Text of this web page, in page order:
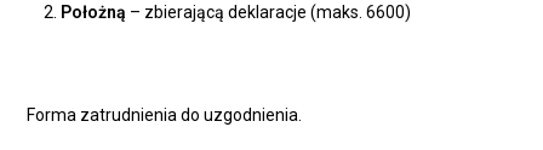
Położną – zbierającą deklaracje (maks. 6600)
Forma zatrudnienia do uzgodnienia.